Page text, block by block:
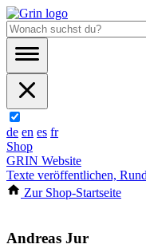
de en es fr
Shop
GRIN Website
Texte veröffentlichen,
Zur Shop-Startseite
Andreas Jur